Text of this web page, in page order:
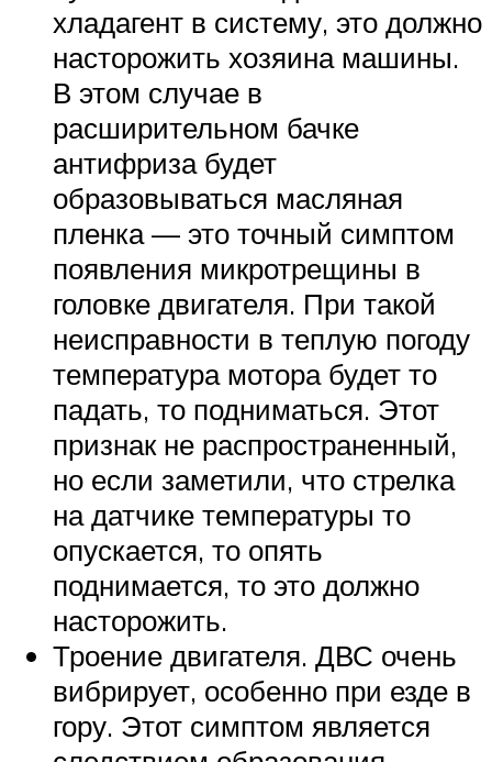
хладагент в систему, это должно
насторожить хозяина машины.
В этом случае в
расширительном бачке
антифриза будет
образовываться масляная
пленка — это точный симптом
появления микротрещины в
головке двигателя. При такой
неисправности в теплую погоду
температура мотора будет то
падать, то подниматься. Этот
признак не распространенный,
но если заметили, что стрелка
на датчике температуры то
опускается, то опять
поднимается, то это должно
насторожить.
Троение двигателя. ДВС очень
вибрирует, особенно при езде в
гору. Этот симптом является